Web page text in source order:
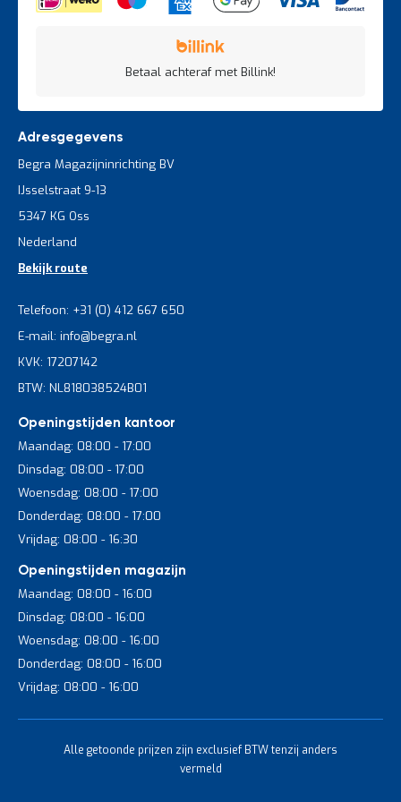
Betaal achteraf met Billink!
Adresgegevens
Begra Magazijninrichting BV
IJsselstraat 9-13
5347 KG Oss
Nederland
Bekijk route
Telefoon: +31 (0) 412 667 650
E-mail: info@begra.nl
KVK: 17207142
BTW: NL818038524B01
Openingstijden kantoor
Maandag: 08:00 - 17:00
Dinsdag: 08:00 - 17:00
Woensdag: 08:00 - 17:00
Donderdag: 08:00 - 17:00
Vrijdag: 08:00 - 16:30
Openingstijden magazijn
Maandag: 08:00 - 16:00
Dinsdag: 08:00 - 16:00
Woensdag: 08:00 - 16:00
Donderdag: 08:00 - 16:00
Vrijdag: 08:00 - 16:00
Alle getoonde prijzen zijn exclusief BTW tenzij anders
vermeld